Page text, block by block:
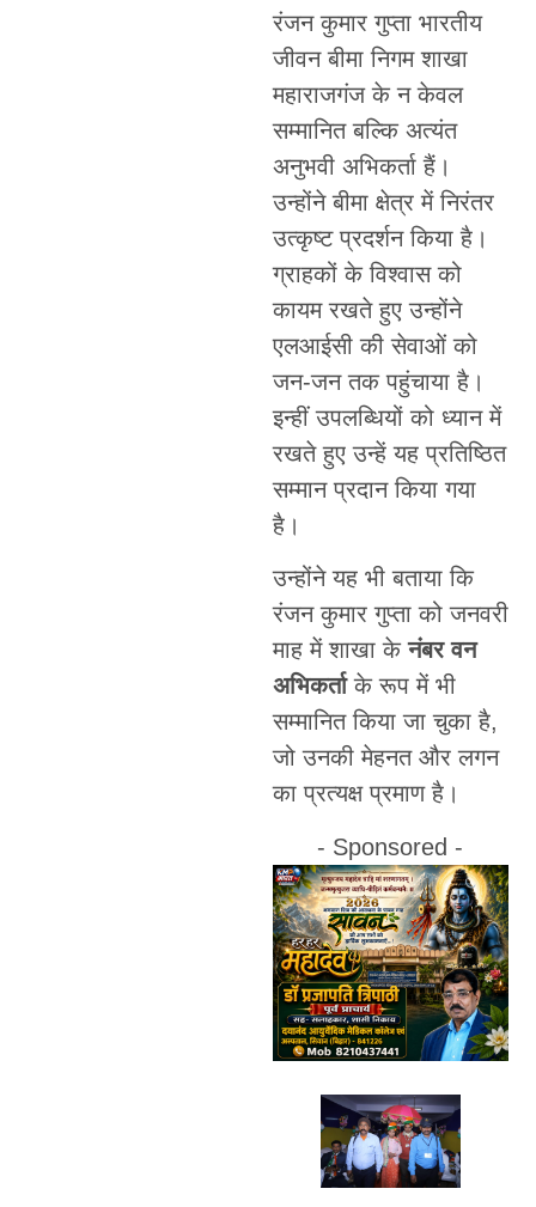
रंजन कुमार गुप्ता भारतीय
जीवन बीमा निगम शाखा
महाराजगंज के न केवल
सम्मानित बल्कि अत्यंत
अनुभवी अभिकर्ता हैं।
उन्होंने बीमा क्षेत्र में निरंतर
उत्कृष्ट प्रदर्शन किया है।
ग्राहकों के विश्वास को
कायम रखते हुए उन्होंने
एलआईसी की सेवाओं को
जन-जन तक पहुंचाया है।
इन्हीं उपलब्धियों को ध्यान में
रखते हुए उन्हें यह प्रतिष्ठित
सम्मान प्रदान किया गया
है।
उन्होंने यह भी बताया कि
रंजन कुमार गुप्ता को जनवरी
माह में शाखा केनंबर वन
अभिकर्ताके रूप में भी
सम्मानित किया जा चुका है,
जो उनकी मेहनत और लगन
का प्रत्यक्ष प्रमाण है।
- Sponsored -